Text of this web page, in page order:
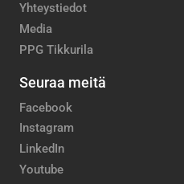
Yhteystiedot
Media
PPG Tikkurila
Seuraa meitä
Facebook
Instagram
LinkedIn
Youtube